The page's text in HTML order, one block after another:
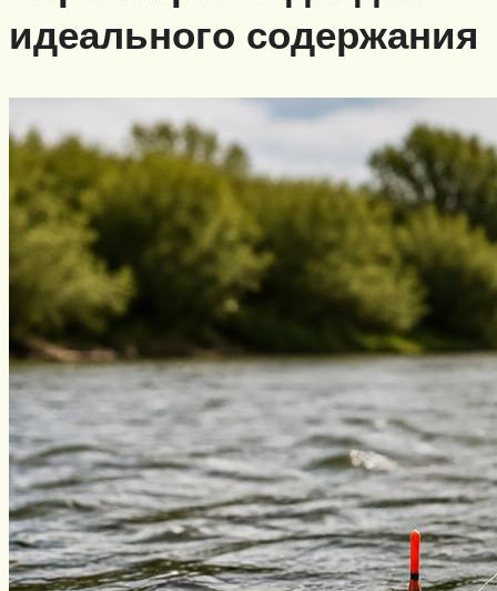
идеального содержания